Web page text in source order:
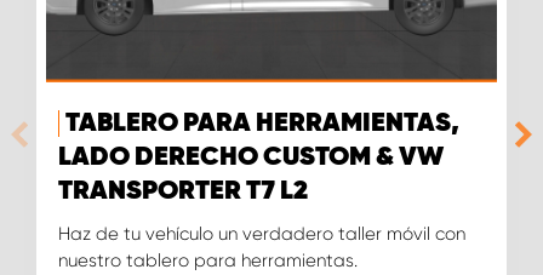
TABLERO PARA HERRAMIENTAS,
LADO DERECHO CUSTOM & VW
TRANSPORTER T7 L2
Haz de tu vehículo un verdadero taller móvil con
nuestro tablero para herramientas.